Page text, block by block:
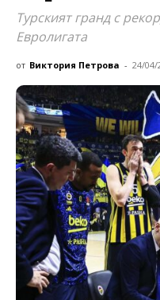
Турският гранд с
Евролигата
от Виктория Петрова - 24/04/